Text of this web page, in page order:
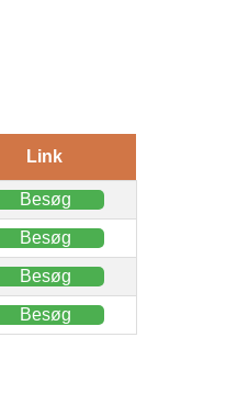
Link
Besøg
Besøg
Besøg
Besøg